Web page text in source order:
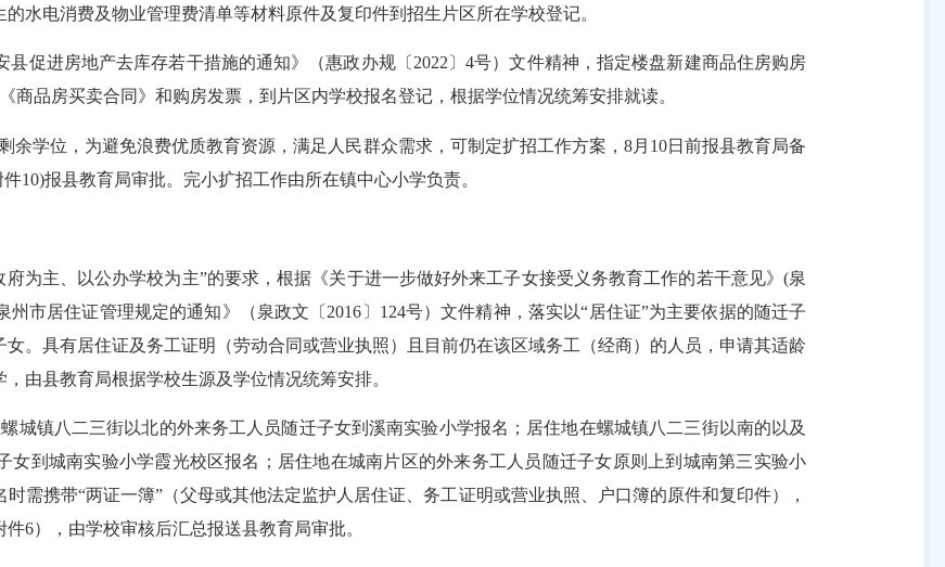
的水电消费及物业管理费清单等材料原件及复印件到招生片区所在学校登记。
促进房地产去库存若干措施的通知》（惠政办规〔 2022 〕4号）文件精神，指定楼盘新建商品住房购房
商品房买卖合同》和购房发票，到片区内学校报名登记，根据学位情况统筹安排就读。
余学位，为避免浪费优质教育资源，满足人民群众需求，可制定扩招工作方案， 8月 10日前报县教育局备
件10)报县教育局审批。完小扩招工作由所在镇中心小学负责。
府为主、以公办学校为主”的要求，根据《关于进一步做好外来工子女接受义务教育工作的若干意见》(泉
州市居住证管理规定的通知》（泉政文〔 2016 〕 124号）文件精神，落实以“居住证”为主要依据的随迁子
。具有居住证及务工证明（劳动合同或营业执照）且目前仍在该区域务工（经商）的人员，申请其适龄
由县教育局根据学校生源及学位情况统筹安排。
城镇八二三街以北的外来务工人员随迁子女到溪南实验小学报名；居住地在螺城镇八二三街以南的以及
女到城南实验小学霞光校区报名；居住地在城南片区的外来务工人员随迁子女原则上到城南第三实验小
时需携带“两证一簿”（父母或其他法定监护人居住证、务工证明或营业执照、户口簿的原件和复印件），
件6），由学校审核后汇总报送县教育局审批。